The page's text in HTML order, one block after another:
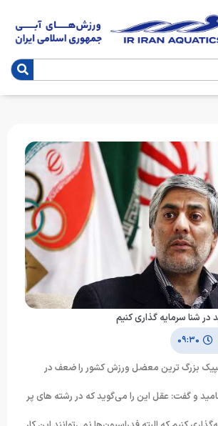
شنا سرمایه گذاری کنیم
۰۹:۳۰
بزرگ ‌ترین معضل ورزش کشور را ضعف در
و گفت: عقل این را می‌گوید که در رشته های پر